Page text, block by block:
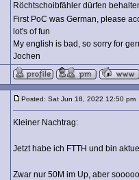
Röchtschoibfähler dürfen
First PoC was German, please
lot's of fun
My english is bad, so sorry for
Jochen
Posted: Sat Jun 18, 2022 12:50 pm
Kleiner Nachtrag:
Jetzt habe ich FTTH und bin
Zwar nur 50M im Up, aber